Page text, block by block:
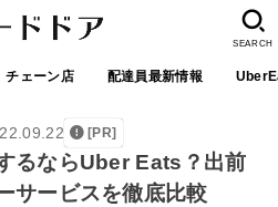
チェーン店 配達員最新情報
SEARCH
[PR]
るならUber Eats？出前
サービスを徹底比較